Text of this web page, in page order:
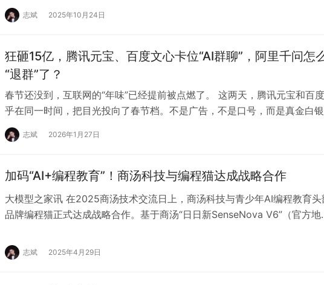
面展开深入合作。 OPPO高级副…
志斌 2025年10月24日
狂砸15亿，腾讯元宝、百度文心卡位“AI群聊”，阿里千问怎
“退群”了？
春节还没到，互联网的“年味”已经提前被点燃了。 这两天，腾讯元宝和百
乎在同一时间，把目光投向了春节档。不是广告，不是口号，而是真金白
腾讯宣布在2月1日启动新春活动，计划发放…
志斌 2026年1月27日
加码“AI+编程教育”！商汤科技与编程猫达成战略合作
大模型之家讯 在2025商汤技术交流日上，商汤科技与青少年AI编程教育头
品牌编程猫正式达成战略合作。基于商汤“日日新SenseNova V6”（官方地
志斌 2025年4月29日